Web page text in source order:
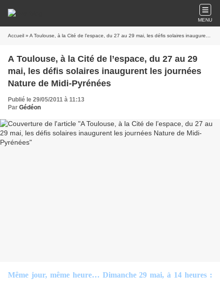
MENU
Accueil » A Toulouse, à la Cité de l’espace, du 27 au 29 mai, les défis solaires inaugurent les journées Nature de Midi-Pyrénées
A Toulouse, à la Cité de l’espace, du 27 au 29
mai, les défis solaires inaugurent les journées
Nature de Midi-Pyrénées
Publié le 29/05/2011 à 11:13
Par Gédéon
Même jour, même heure… Dimanche 29 mai, à 14 heures :